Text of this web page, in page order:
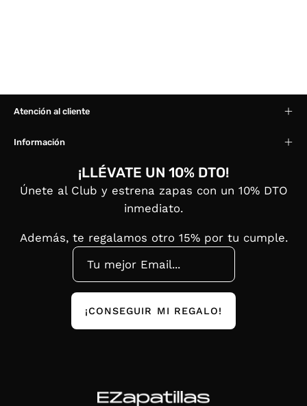
Atención al cliente
Información
¡LLÉVATE UN 10% DTO!
Únete al Club y estrena zapas con un 10% DTO
inmediato.
Además, te regalamos otro 15% por tu cumple.
¡CONSEGUIR MI REGALO!